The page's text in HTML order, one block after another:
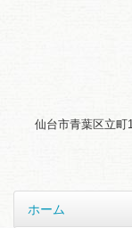
仙台市青葉区立町
ホーム